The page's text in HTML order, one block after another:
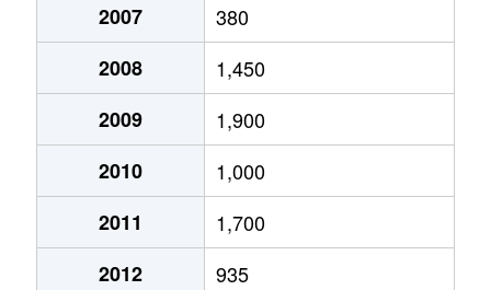
2007
380
2008
1,450
2009
1,900
2010
1,000
2011
1,700
2012
935